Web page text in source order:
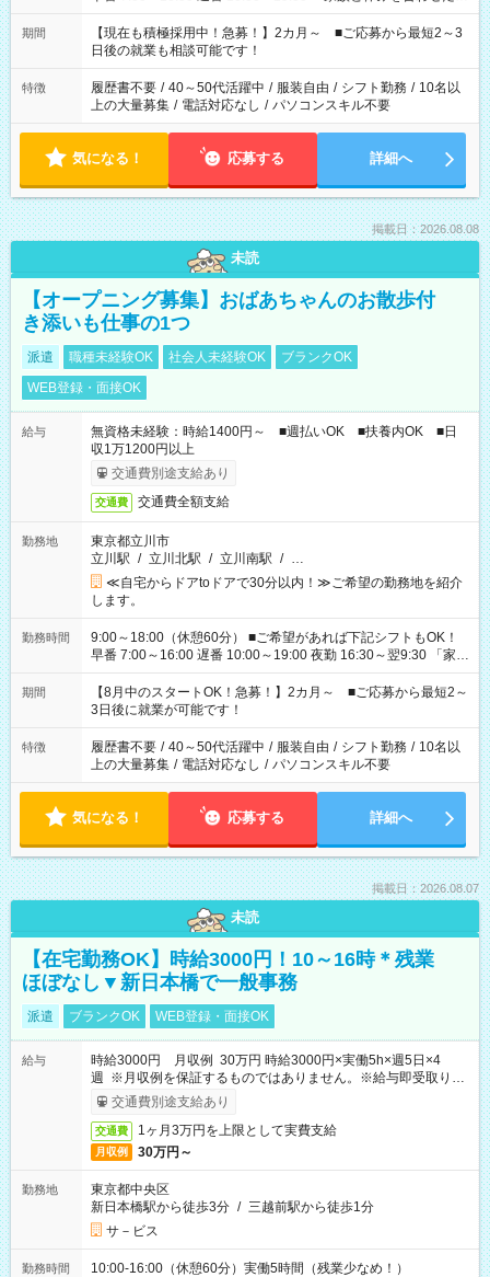
い」 「余裕を持って夕飯の準備がしたい」 「できれば残業はし
たくない」 など、ご希望を教えてくださいね。 ※Wワーク希望
の方へ 今ご覧のお仕事で希望する勤務時間と、もう1つのお仕事
の勤務時間。 合計で週40時間を超える場合は応募できません。
期間
【現在も積極採用中！急募！】2カ月～ ■ご応募から最短2～3
日後の就業も相談可能です！
特徴 履歴書不要 / 40～50代活躍中 / 服装自由 / シフト勤務 / 10名以
上の大量募集 / 電話対応なし / パソコンスキル不要
気になる！ 応募する 詳細へ
掲載日：2026.08.08
未読
【オープニング募集】おばあちゃんのお散歩付
き添いも仕事の1つ
派遣 職種未経験OK 社会人未経験OK
ブランクOK
WEB登録・面接OK
給与
無資格未経験：時給1400円～ ■週払いOK ■扶養内OK ■日
収1万1200円以上
交通費別途支給あり
交通費 交通費全額支給
勤務地
東京都立川市
立川駅 / 立川北駅 / 立川南駅 / …
≪自宅からドアtoドアで30分以内！≫ご希望の勤務地を紹介
します。
勤務時間
9:00～18:00（休憩60分） ■ご希望があれば下記シフトもOK！
早番 7:00～16:00 遅番 10:00～19:00 夜勤 16:30～翌9:30 「家族
と休みを合わせたい」 「余裕を持って夕飯の準備がしたい」
「できれば残業はしたくない」 など、ご希望を教えてください
ね。 ※Wワーク希望の方へ 今ご覧のお仕事で希望する勤務時間
と、もう1つのお仕事の勤務時間。 合計で週40時間を超える場
合は応募できません。
期間
【8月中のスタートOK！急募！】2カ月～ ■ご応募から最短2～
3日後に就業が可能です！
特徴 履歴書不要 / 40～50代活躍中 / 服装自由 / シフト勤務 / 10名以
上の大量募集 / 電話対応なし / パソコンスキル不要
気になる！ 応募する 詳細へ
掲載日：2026.08.07
未読
【在宅勤務OK】時給3000円！10～16時＊残業
ほぼなし▼新日本橋で一般事務
派遣 ブランクOK WEB登録・面接OK
給与
時給3000円 月収例 30万円 時給3000円×実働5h×週5日×4
週 ※月収例を保証するものではありません。※給与即受取りサ
ービス利用可（利用条件有）
交通費別途支給あり
交通費 1ヶ月3万円を上限として実費支給
月収例 30万円～
勤務地
東京都中央区
新日本橋駅から徒歩3分 / 三越前駅から徒歩1分
サ－ビス
勤務時間 10:00-16:00（休憩60分）実働5時間（残業少なめ！）